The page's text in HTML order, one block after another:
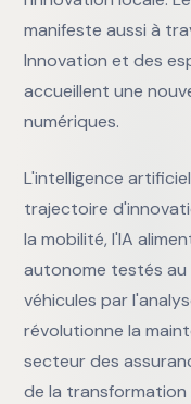
manifeste aussi à
Innovation et des
accueillent une
numériques.
L'intelligence
trajectoire
la mobilité, l'IA
autonome testés au
véhicules par
révolutionne la
secteur des
de la